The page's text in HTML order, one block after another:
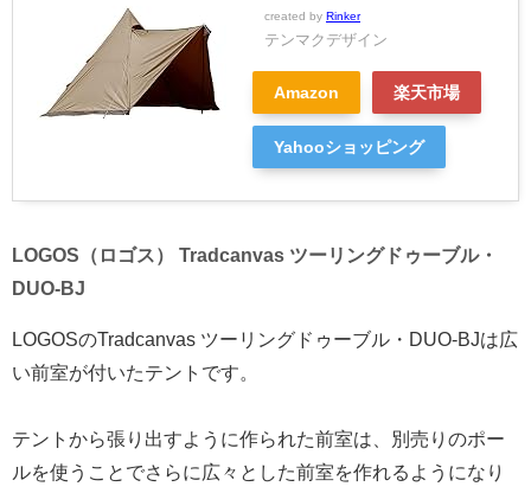
created by Rinker
テンマクデザイン
Amazon 楽天市場
Yahooショッピング
LOGOS（ロゴス） Tradcanvas ツーリングドゥーブル・
DUO-BJ
LOGOSのTradcanvas ツーリングドゥーブル・DUO-BJは広
い前室が付いたテントです。
テントから張り出すように作られた前室は、別売りのポー
ルを使うことでさらに広々とした前室を作れるようになり